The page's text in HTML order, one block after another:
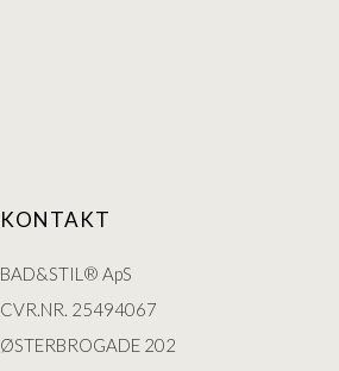
KONTAKT
BAD&STIL® ApS
CVR.NR. 25494067
ØSTERBROGADE 202